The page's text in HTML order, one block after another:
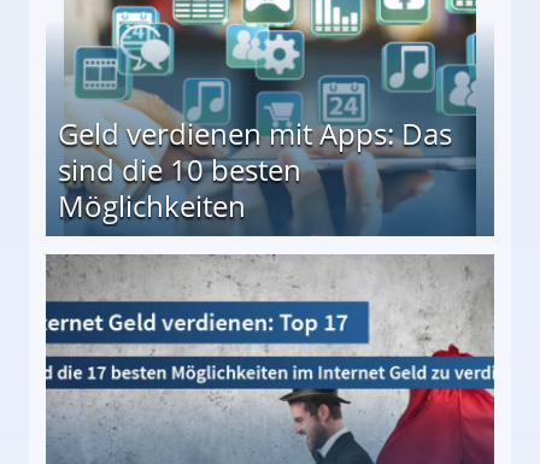
Geld verdienen mit Apps: Das
sind die 10 besten
Möglichkeiten
besten Möglichkeiten